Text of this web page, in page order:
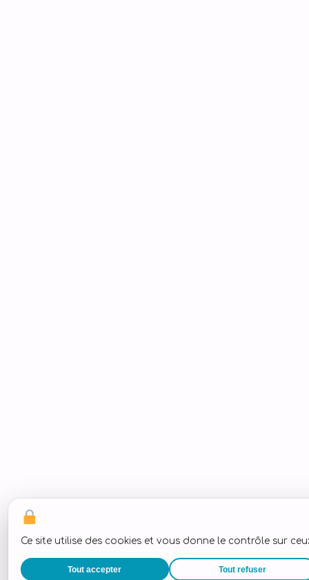
Ce site utilise des cookies et vous donne le contrôle sur
Tout accepter Tout refuser